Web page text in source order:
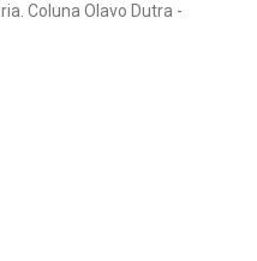
Coluna Olavo Dutra -